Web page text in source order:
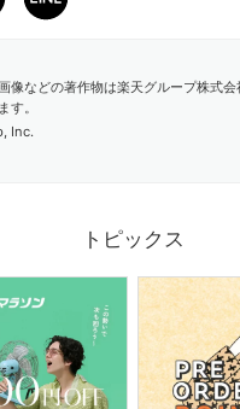
で大活躍！水陸両用パンツを
像などの著作物は楽天グループ株式会
す。
Inc.
トピックス